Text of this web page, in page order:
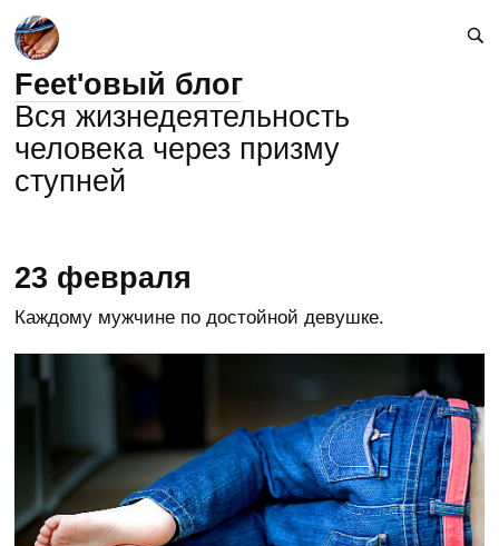
Feet'овый блог
Вся жизнедеятельность
человека через призму
ступней
23 февраля
Каждому мужчине по достойной девушке.